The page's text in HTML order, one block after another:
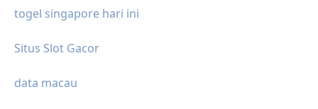
togel singapore hari ini
Situs Slot Gacor
data macau